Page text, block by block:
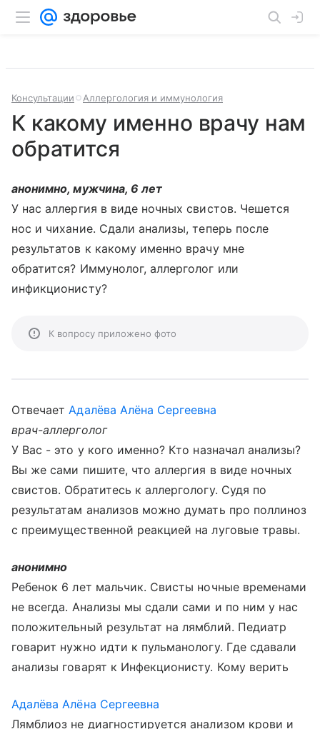
Консультации Аллергология и иммунология
К какому именно врачу нам
обратится
анонимно, мужчина, 6 лет
У нас аллергия в виде ночных свистов. Чешется
нос и чихание. Сдали анализы, теперь после
результатов к какому именно врачу мне
обратится? Иммунолог, аллерголог или
инфикционисту?
К вопросу приложено фото
ОтвечаетАдалёва Алёна Сергеевна
врач-аллерголог
У Вас - это у кого именно? Кто назначал анализы?
Вы же сами пишите, что аллергия в виде ночных
свистов. Обратитесь к аллергологу. Судя по
результатам анализов можно думать про поллиноз
с преимущественной реакцией на луговые травы.
анонимно
Ребенок 6 лет мальчик. Свисты ночные временами
не всегда. Анализы мы сдали сами и по ним у нас
положительный результат на лямблий. Педиатр
говарит нужно идти к пульманологу. Где сдавали
анализы говарят к Инфекционисту. Кому верить
Адалёва Алёна Сергеевна
Лямблиоз не диагностируется анализом крови и